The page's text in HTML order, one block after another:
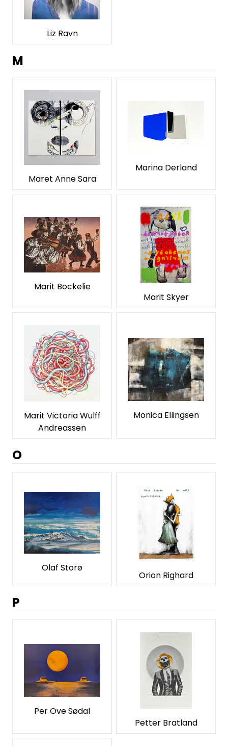
Liz Ravn
M
Maret Anne Sara
Marina Derland
Marit Bockelie
Marit Skyer
Marit Victoria Wulff
Andreassen
Monica Ellingsen
O
Olaf Storø
Orion Righard
P
Per Ove Sødal
Petter Bratland